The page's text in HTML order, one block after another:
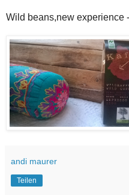
Wild beans,new experience
andi maurer
Teilen